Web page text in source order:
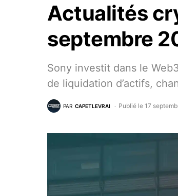
Actualités
septembre
Sony investit dans le
de liquidation d’actifs,
PAR CAPETLEVRAI Publié le 17